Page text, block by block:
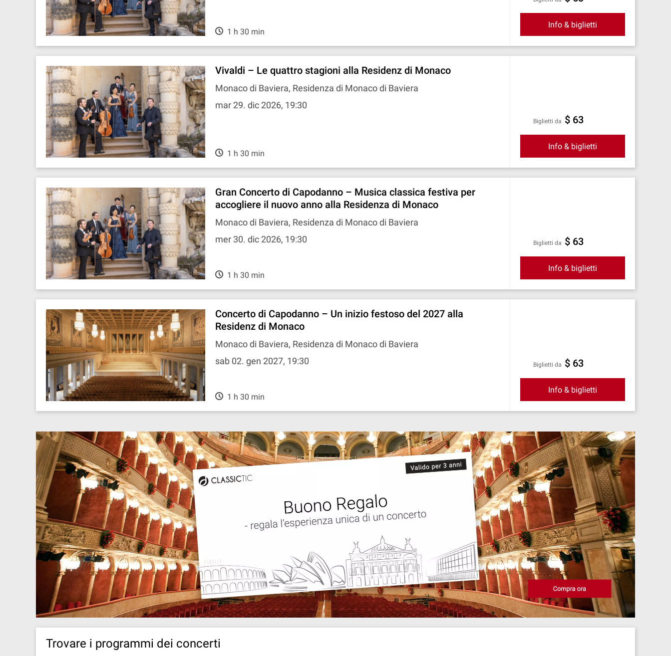
1 h 30 min
Info & biglietti
Vivaldi – Le quattro stagioni alla Residenz di Monaco
Monaco di Baviera, Residenza di Monaco di Baviera
mar 29. dic 2026, 19:30
1 h 30 min
Biglietti da $ 63
Info & biglietti
Gran Concerto di Capodanno – Musica classica festiva per
accogliere il nuovo anno alla Residenza di Monaco
Monaco di Baviera, Residenza di Monaco di Baviera
mer 30. dic 2026, 19:30
1 h 30 min
Biglietti da $ 63
Info & biglietti
Concerto di Capodanno – Un inizio festoso del 2027 alla
Residenz di Monaco
Monaco di Baviera, Residenza di Monaco di Baviera
sab 02. gen 2027, 19:30
1 h 30 min
Biglietti da $ 63
Info & biglietti
Trovare i programmi dei concerti